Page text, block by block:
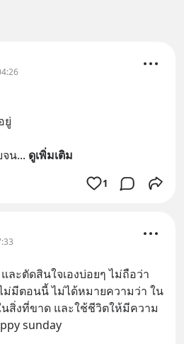
ยู่
จน... ดูเพิ่มเติม
1
ละตัดสินใจเองบ่อยๆ ไม่ถือว่า
ม่มีตอนนี้ ไม่ได้หมายความว่า ใน
สิ่งที่ขาด และใช้ชีวิตให้มีความ
sunday